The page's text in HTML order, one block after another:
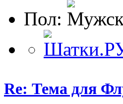
Пол:
Re: Тема для